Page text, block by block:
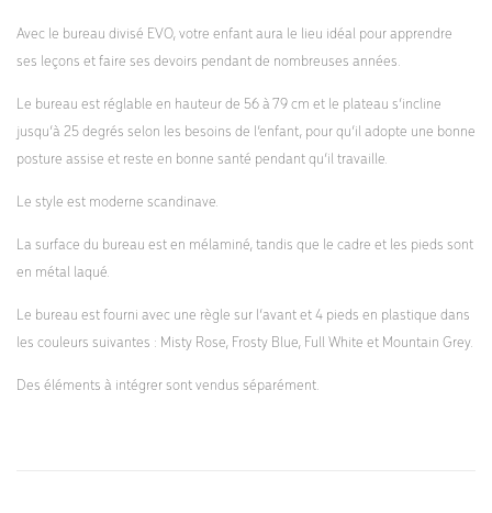
Avec le bureau divisé EVO, votre enfant aura le lieu idéal pour apprendre
ses leçons et faire ses devoirs pendant de nombreuses années.
Le bureau est réglable en hauteur de 56 à 79 cm et le plateau s’incline
jusqu’à 25 degrés selon les besoins de l’enfant, pour qu’il adopte une bonne
posture assise et reste en bonne santé pendant qu’il travaille.
Le style est moderne scandinave.
La surface du bureau est en mélaminé, tandis que le cadre et les pieds sont
en métal laqué.
Le bureau est fourni avec une règle sur l’avant et 4 pieds en plastique dans
les couleurs suivantes : Misty Rose, Frosty Blue, Full White et Mountain Grey.
Des éléments à intégrer sont vendus séparément.